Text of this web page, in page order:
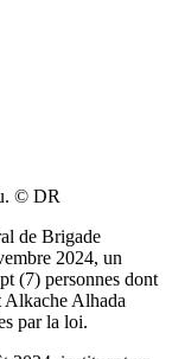
© DR
de Brigade
2024, un
(7) personnes dont
Alkache Alhada
par la loi.